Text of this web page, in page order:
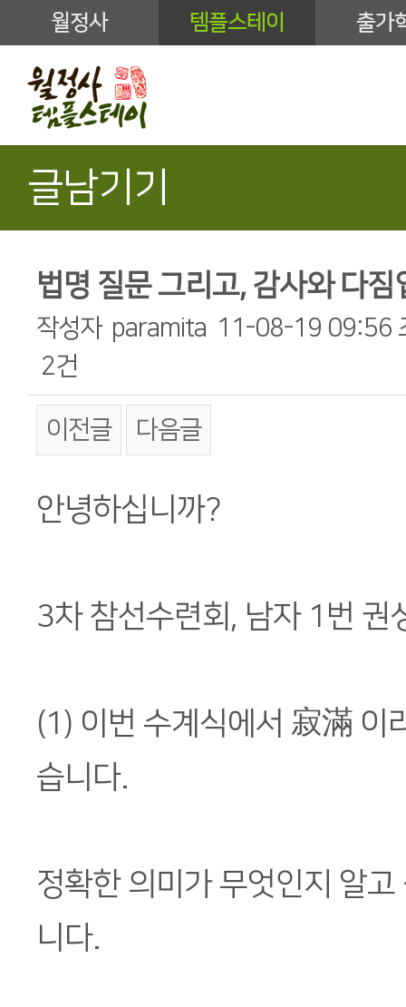
월정사 템플스테이 출가
글남기기
법명 질문 그리고, 감사와 다짐
작성자 paramita 11-08-19 09:56
2건
이전글 다음글
본문
안녕하십니까?
3차 참선수련회, 남자 1번 권
(1) 이번 수계식에서 寂滿 이
습니다.
정확한 의미가 무엇인지 알
니다.